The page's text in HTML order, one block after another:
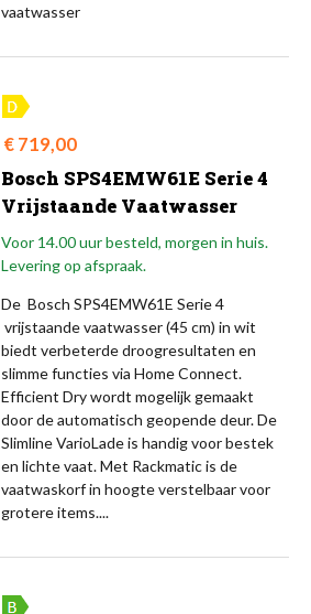
vaatwasser
Prijs
€ 719,00
Bosch SPS4EMW61E Serie 4
Vrijstaande Vaatwasser
Voor 14.00 uur besteld, morgen in huis.
Levering op afspraak.
De Bosch SPS4EMW61E Serie 4
vrijstaande vaatwasser (45 cm) in wit
biedt verbeterde droogresultaten en
slimme functies via Home Connect.
Efficient Dry wordt mogelijk gemaakt
door de automatisch geopende deur. De
Slimline VarioLade is handig voor bestek
en lichte vaat. Met Rackmatic is de
vaatwaskorf in hoogte verstelbaar voor
grotere items....